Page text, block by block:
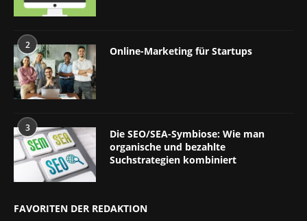
2 Online-Marketing für Startups
3
Die SEO/SEA-Symbiose: Wie man
organische und bezahlte
Suchstrategien kombiniert
FAVORITEN DER REDAKTION